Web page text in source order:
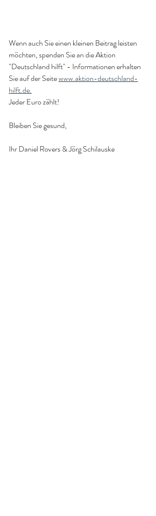
Wenn auch Sie einen kleinen Beitrag leisten
möchten, spenden Sie an die Aktion
"Deutschland hilft" - Informationen erhalten
Sie auf der Seite www.aktion-deutschland-
hilft.de.
Jeder Euro zählt!
Bleiben Sie gesund,
Ihr Daniel Rovers & Jörg Schilauske